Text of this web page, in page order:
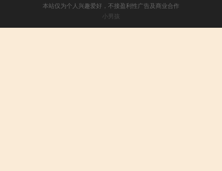
本站仅为个人兴趣爱好，不接盈利性广告及商业合作
小男孩